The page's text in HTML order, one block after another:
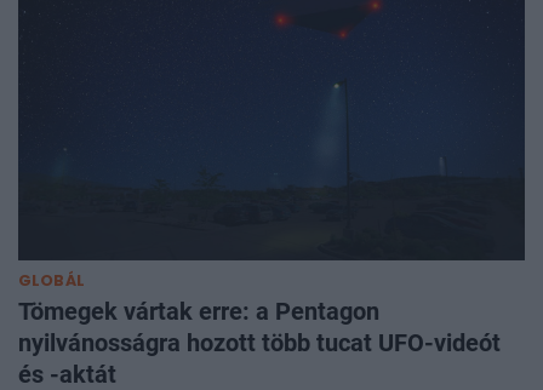
GLOBÁL
Tömegek vártak erre: a Pentagon
nyilvánosságra hozott több tucat UFO-videót
és -aktát